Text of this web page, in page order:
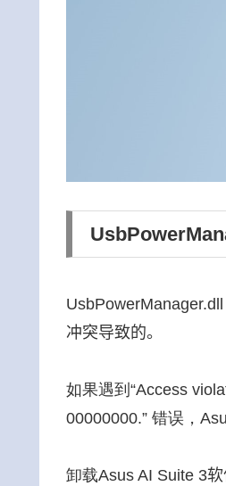
冲突导致的。
如果遇到“Access
00000000.” 错误，
卸载Asus AI Suite 3